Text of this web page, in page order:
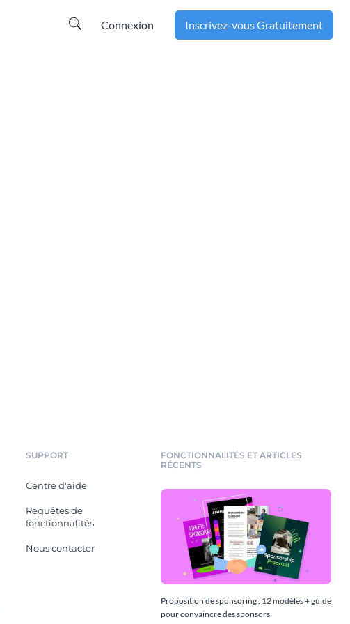
Connexion Inscrivez-vous Gratuitement
SUPPORT
Centre d'aide
Requêtes de
fonctionnalités
Nous contacter
FONCTIONNALITÉS ET ARTICLES
RÉCENTS
Proposition de sponsoring : 12 modèles + guide
pour convaincre des sponsors